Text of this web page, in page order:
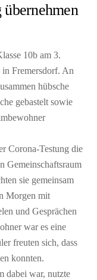
10b am 3.
in Fremersdorf. An
hübsche
gebastelt sowie
Corona-Testung die
Gemeinschaftsraum
sie gemeinsam
Morgen mit
und Gesprächen
war es eine
freuten sich, dass
konnten.
dabei war, nutzte